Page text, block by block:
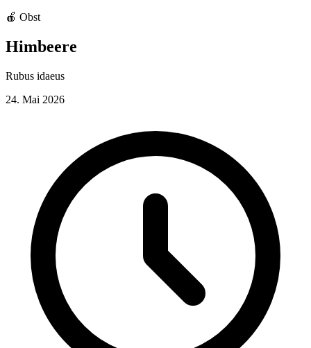
🍎 Obst
Himbeere
Rubus idaeus
24. Mai 2026